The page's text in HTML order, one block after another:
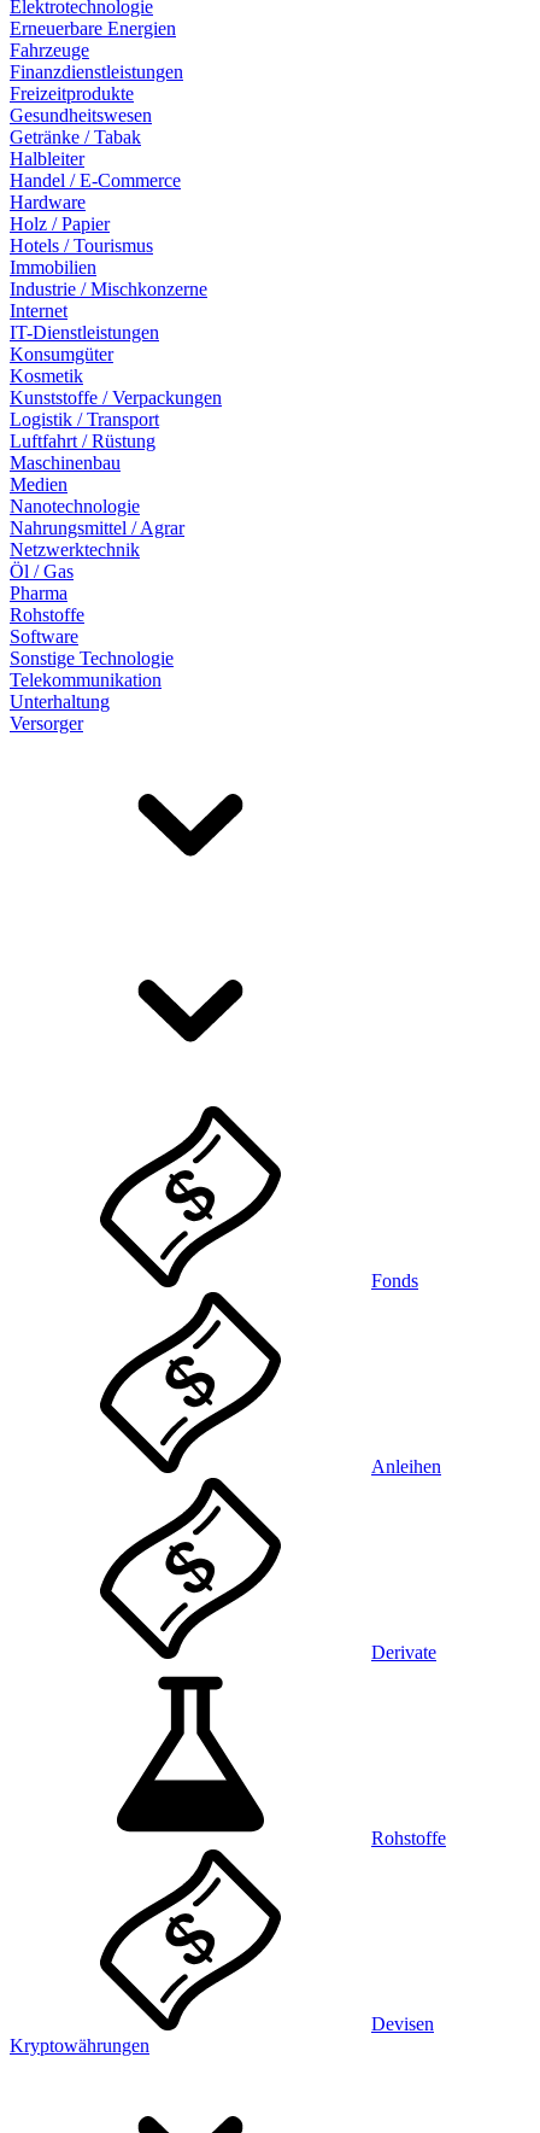
Elektrotechnologie
Erneuerbare Energien
Fahrzeuge
Finanzdienstleistungen
Freizeitprodukte
Gesundheitswesen
Getränke / Tabak
Halbleiter
Handel / E-Commerce
Hardware
Holz / Papier
Hotels / Tourismus
Immobilien
Industrie / Mischkonzerne
Internet
IT-Dienstleistungen
Konsumgüter
Kosmetik
Kunststoffe / Verpackungen
Logistik / Transport
Luftfahrt / Rüstung
Maschinenbau
Medien
Nanotechnologie
Nahrungsmittel / Agrar
Netzwerktechnik
Öl / Gas
Pharma
Rohstoffe
Software
Sonstige Technologie
Telekommunikation
Unterhaltung
Versorger
Fonds
Anleihen
Derivate
Rohstoffe
Devisen
Kryptowährungen